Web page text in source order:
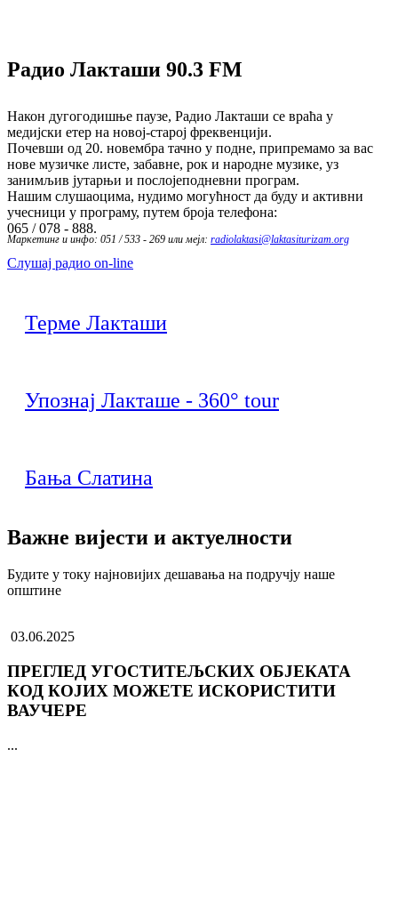
Радио Лакташи 90.3 FM
Након дугогодишње паузе, Радио Лакташи се враћа у
медијски етер на новој-старој фреквенцији.
Почевши од 20. новембра тачно у подне, припремамо за вас
нове музичке листе, забавне, рок и народне музике, уз
занимљив јутарњи и послојеподневни програм.
Нашим слушаоцима, нудимо могућност да буду и активни
учесници у програму, путем броја телефона:
065 / 078 - 888.
Маркетинг и инфо: 051 / 533 - 269 или мејл: radiolaktasi@laktasiturizam.org
Слушај радио on-line
Терме Лакташи
Упознај Лакташе - 360° tour
Бања Слатина
Важне вијести и актуелности
Будите у току најновијих дешавања на подручју наше
општине
03.06.2025
ПРЕГЛЕД УГОСТИТЕЉСКИХ ОБЈЕКАТА
КОД КОЈИХ МОЖЕТЕ ИСКОРИСТИТИ
ВАУЧЕРЕ
...